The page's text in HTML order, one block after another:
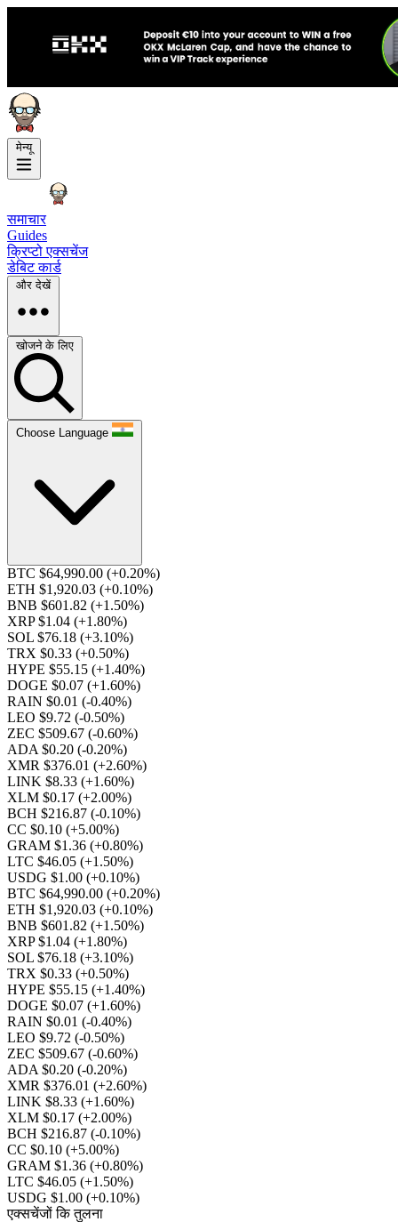
मेन्यू
समाचार
Guides
क्रिप्टो एक्सचेंज
डेबिट कार्ड
और देखें
खोजने के लिए
Choose Language
BTC $64,990.00 (+0.20%)
ETH $1,920.03 (+0.10%)
BNB $601.82 (+1.50%)
XRP $1.04 (+1.80%)
SOL $76.18 (+3.10%)
TRX $0.33 (+0.50%)
HYPE $55.15 (+1.40%)
DOGE $0.07 (+1.60%)
RAIN $0.01 (-0.40%)
LEO $9.72 (-0.50%)
ZEC $509.67 (-0.60%)
ADA $0.20 (-0.20%)
XMR $376.01 (+2.60%)
LINK $8.33 (+1.60%)
XLM $0.17 (+2.00%)
BCH $216.87 (-0.10%)
CC $0.10 (+5.00%)
GRAM $1.36 (+0.80%)
LTC $46.05 (+1.50%)
USDG $1.00 (+0.10%)
BTC $64,990.00 (+0.20%)
ETH $1,920.03 (+0.10%)
BNB $601.82 (+1.50%)
XRP $1.04 (+1.80%)
SOL $76.18 (+3.10%)
TRX $0.33 (+0.50%)
HYPE $55.15 (+1.40%)
DOGE $0.07 (+1.60%)
RAIN $0.01 (-0.40%)
LEO $9.72 (-0.50%)
ZEC $509.67 (-0.60%)
ADA $0.20 (-0.20%)
XMR $376.01 (+2.60%)
LINK $8.33 (+1.60%)
XLM $0.17 (+2.00%)
BCH $216.87 (-0.10%)
CC $0.10 (+5.00%)
GRAM $1.36 (+0.80%)
LTC $46.05 (+1.50%)
USDG $1.00 (+0.10%)
एक्सचेंजों कि तुलना